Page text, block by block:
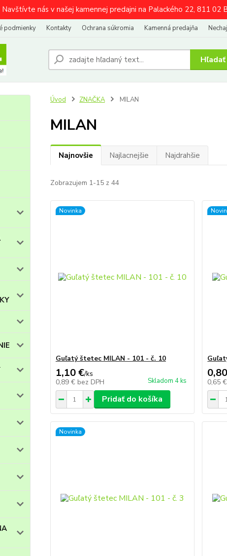
Navštívte nás v našej kamennej predajni na Palackého 22, 811
podmienky Kontakty Ochrana súkromia Kamenná predajňa
Hľadať
Úvod ZNAČKA MILAN
MILAN
Najnovšie Najlacnejšie Najdrahšie
Zobrazujem 1-15 z 44
Novinka
Guľatý štetec MILAN - 101 - č. 10
1,10 €/ks
0,89 € bez DPH Skladom 4 ks
Pridať do košíka
0,65 €
Novinka